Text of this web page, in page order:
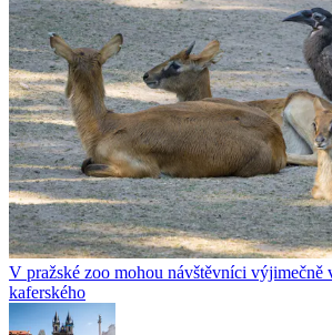
V pražské zoo mohou návštěvníci výjimečně
kaferského